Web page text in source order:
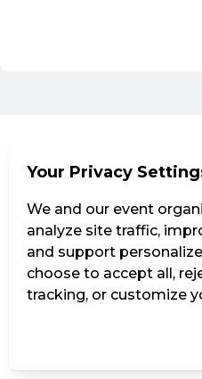
Your Privacy
We and our event
analyze site traffic,
and support
choose to accept all,
tracking, or customize